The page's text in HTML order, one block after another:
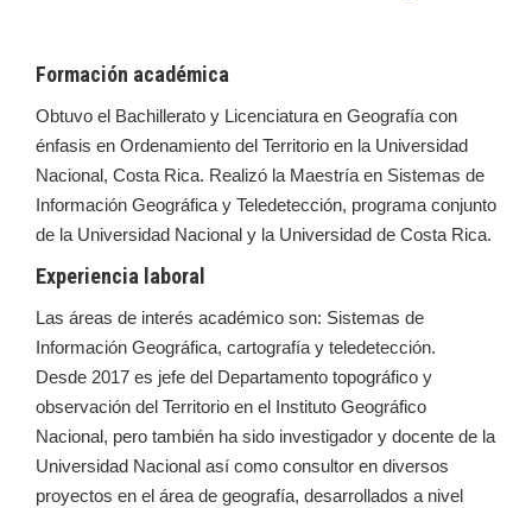
Formación académica
Obtuvo el Bachillerato y Licenciatura en Geografía con
énfasis en Ordenamiento del Territorio en la Universidad
Nacional, Costa Rica. Realizó la Maestría en Sistemas de
Información Geográfica y Teledetección, programa conjunto
de la Universidad Nacional y la Universidad de Costa Rica.
Experiencia laboral
Las áreas de interés académico son: Sistemas de
Información Geográfica, cartografía y teledetección.
Desde 2017 es jefe del Departamento topográfico y
observación del Territorio en el Instituto Geográfico
Nacional, pero también ha sido investigador y docente de la
Universidad Nacional así como consultor en diversos
proyectos en el área de geografía, desarrollados a nivel